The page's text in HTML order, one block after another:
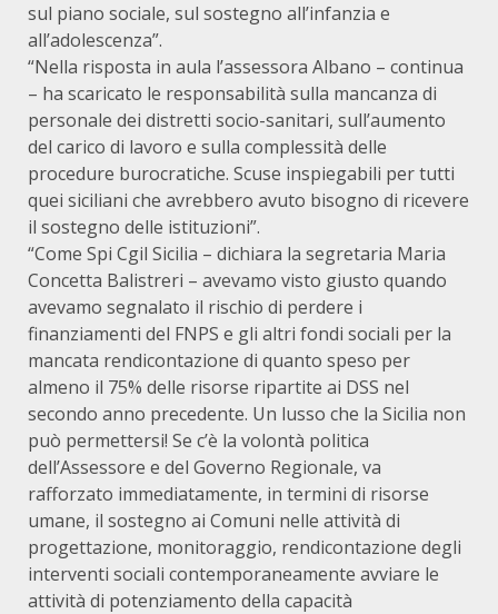
sul piano sociale, sul sostegno all’infanzia e
all’adolescenza”.
“Nella risposta in aula l’assessora Albano – continua
– ha scaricato le responsabilità sulla mancanza di
personale dei distretti socio-sanitari, sull’aumento
del carico di lavoro e sulla complessità delle
procedure burocratiche. Scuse inspiegabili per tutti
quei siciliani che avrebbero avuto bisogno di ricevere
il sostegno delle istituzioni”.
“Come Spi Cgil Sicilia – dichiara la segretaria Maria
Concetta Balistreri – avevamo visto giusto quando
avevamo segnalato il rischio di perdere i
finanziamenti del FNPS e gli altri fondi sociali per la
mancata rendicontazione di quanto speso per
almeno il 75% delle risorse ripartite ai DSS nel
secondo anno precedente. Un lusso che la Sicilia non
può permettersi! Se c’è la volontà politica
dell’Assessore e del Governo Regionale, va
rafforzato immediatamente, in termini di risorse
umane, il sostegno ai Comuni nelle attività di
progettazione, monitoraggio, rendicontazione degli
interventi sociali contemporaneamente avviare le
attività di potenziamento della capacità